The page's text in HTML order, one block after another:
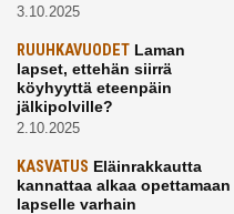
3.10.2025
RUUHKAVUODET Laman
lapset, ettehän siirrä
köyhyyttä eteenpäin
jälkipolville?
2.10.2025
KASVATUS Eläinrakkautta
kannattaa alkaa opettamaan
lapselle varhain